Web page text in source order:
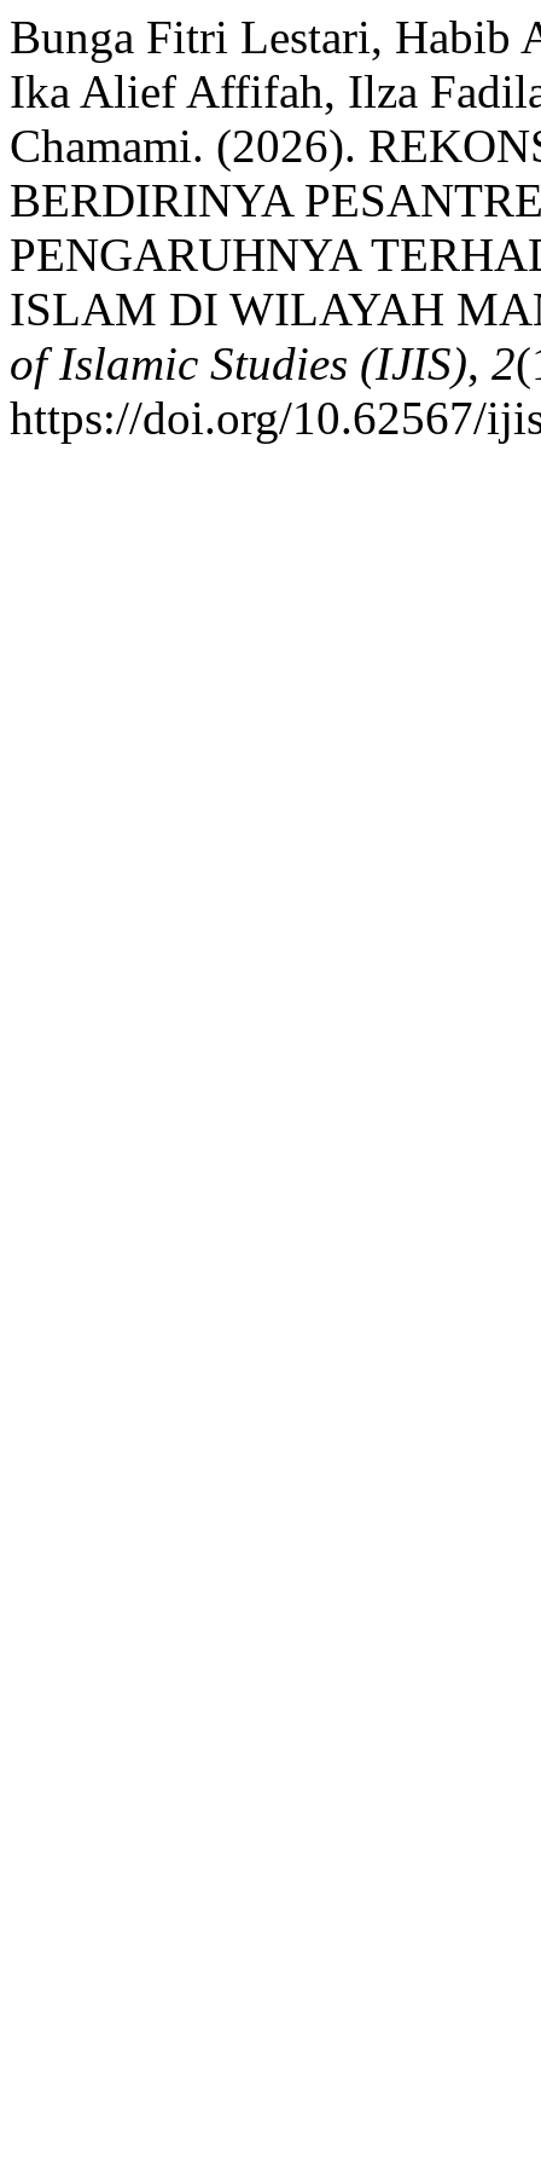
Bunga Fitri Lestari, Habib
Ika Alief Affifah, Ilza
Chamami. (2026).
BERDIRINYA
PENGARUHNYA
ISLAM DI WILAYAH
of Islamic Studies (IJIS), 2
https://doi.org/10.62567/